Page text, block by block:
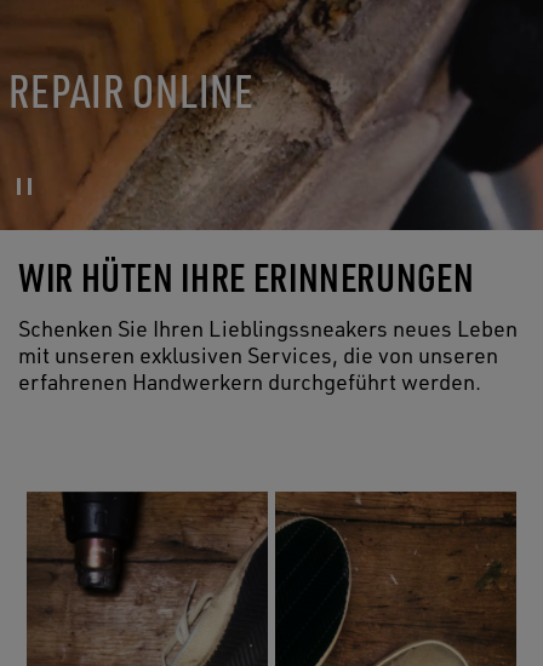
REPAIR ONLINE
WIR HÜTEN IHRE ERINNERUNGEN
Schenken Sie Ihren Lieblingssneakers neues Leben
mit unseren exklusiven Services, die von unseren
erfahrenen Handwerkern durchgeführt werden.